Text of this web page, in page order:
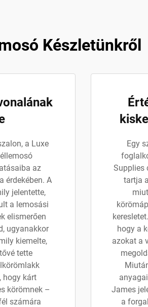
Készletünkről
a Luxe
az
érdekében. A
jelentette,
a lemosási
elismerően
ugyanakkor
kiemelte,
tette
hogy kárt
körömnek –
számára
Egy
Supplies
tartja
hogy a
azokat a
James
a